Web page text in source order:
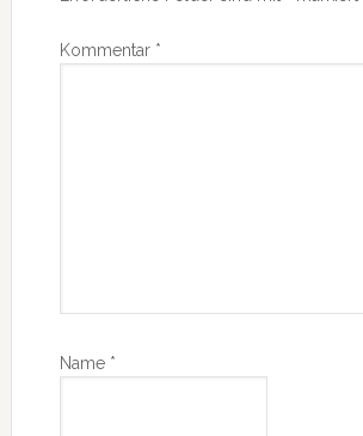
Kommentar *
Name *